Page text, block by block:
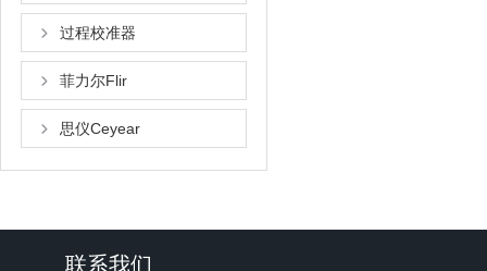
过程校准器
菲力尔Flir
思仪Ceyear
联系我们